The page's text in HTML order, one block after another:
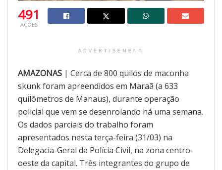
491
AÇÕES
ADVERTISEMENT
AMAZONAS | Cerca de 800 quilos de maconha
skunk foram apreendidos em Maraã (a 633
quilômetros de Manaus), durante operação
policial que vem se desenrolando há uma semana.
Os dados parciais do trabalho foram
apresentados nesta terça-feira (31/03) na
Delegacia-Geral da Polícia Civil, na zona centro-
oeste da capital. Três integrantes do grupo de